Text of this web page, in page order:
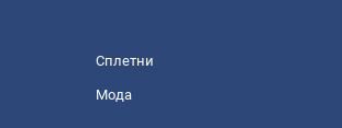
Сплетни
Мода